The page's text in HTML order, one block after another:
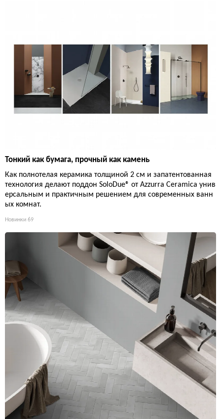
Тонкий как бумага, прочный как камень
Как полнотелая керамика толщиной 2 см и запатентованная
технология делают поддон SoloDue® от Azzurra Ceramica унив
ерсальным и практичным решением для современных ванн
ых комнат.
Новинки 69